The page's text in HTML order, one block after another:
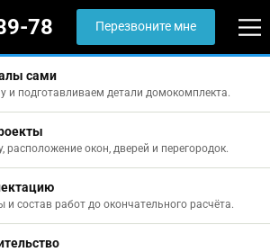
78 Перезвоните мне
сами
и подготавливаем детали домокомплекта.
расположение окон, дверей и перегородок.
состав работ до окончательного расчёта.